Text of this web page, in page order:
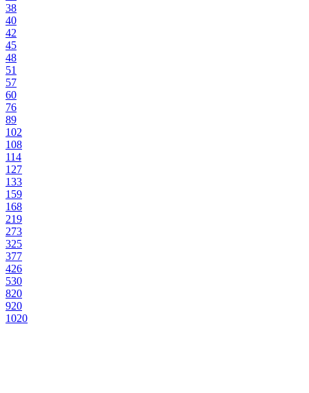
38
40
42
45
48
51
57
60
76
89
102
108
114
127
133
159
168
219
273
325
377
426
530
820
920
1020